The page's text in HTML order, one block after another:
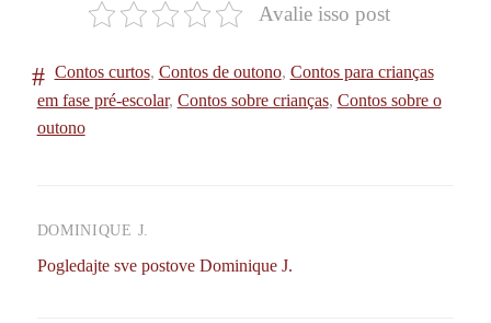
Avalie isso post
Contos curtos, Contos de outono, Contos para crianças
em fase pré-escolar, Contos sobre crianças, Contos sobre o
outono
DOMINIQUE J.
Pogledajte sve postove Dominique J.